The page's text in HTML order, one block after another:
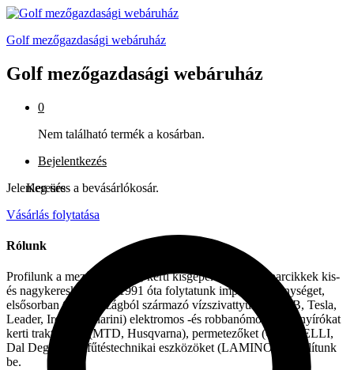
Golf mezőgazdasági webáruház
Golf mezőgazdasági webáruház
0
Nem található termék a kosárban.
Bejelentkezés
Keresés
Jelenleg üres a bevásárlókosár.
Vásárlás folytatása
Rólunk
Profilunk a mezőgazdasági, kerti kisgépek és egyéb iparcikkek kis-
és nagykereskedelme. 1991 óta folytatunk importtevékenységet,
elsősorban Olaszországból származó vízszivattyúkat (DAB, Tesla,
Leader, Ircem, Tellarini) elektromos -és robbanómotoros fűnyírókat
kerti traktorokat (MTD, Husqvarna), permetezőket (CIFARELLI,
Dal Degan), ill. fűtéstechnikai eszközöket (LAMINOX) szállítunk
be.